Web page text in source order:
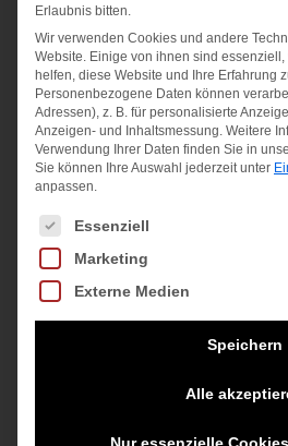
Versandkosten
zzgl.
Versandkosten
Erlaubnis bitten.
Wir verwenden Cookies und andere
Website. Einige von ihnen sind
helfen, diese Website und Ihre Erfahrung
Personenbezogene Daten können
Adressen), z. B. für personalisierte
Anzeigen- und Inhaltsmessung. Weitere
Verwendung Ihrer Daten finden Sie in
Sie können Ihre Auswahl jederzeit unter
anpassen.
Es folgt eine Liste der Service-
Essenziell
Marketing
Externe Medien
Speichern
Alle
Nur essenzielle